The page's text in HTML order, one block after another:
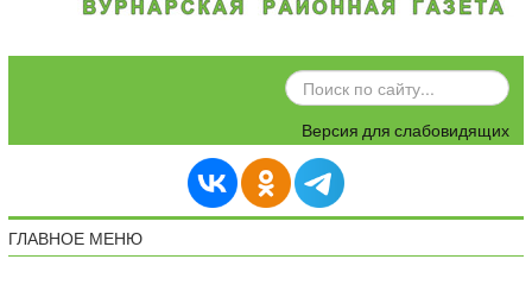
ИСКАТЬ...
Версия для слабовидящих
ГЛАВНОЕ МЕНЮ